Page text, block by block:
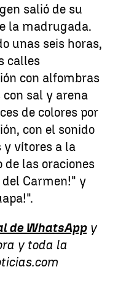
salió de su
la madrugada.
unas seis horas,
calles
con alfombras
sal y arena
de colores por
con el sonido
y vítores a la
las oraciones
del Carmen!" y
de WhatsAppy
y toda la